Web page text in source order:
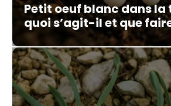
Petit oeuf blanc dans la
quoi s’agit-il et que